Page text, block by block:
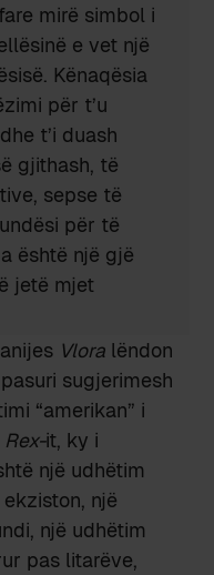
mirë simbol i
e vet një
Kënaqësia
për t’u
t’i duash
gjithash, të
sepse të
për të
është një gjë
jetë mjet
Vlora lëndon
sugjerimesh
“amerikan” i
Rex-it, ky i
një udhëtim
një
një udhëtim
pas litarëve,